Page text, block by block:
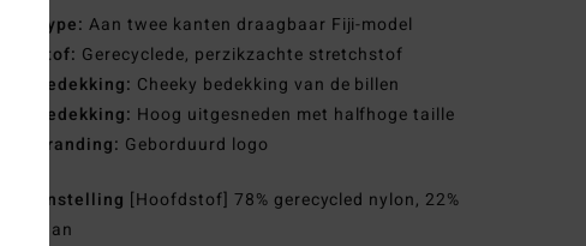
Type: Aan twee kanten draagbaar Fiji-model
Stof: Gerecyclede, perzikzachte stretchstof
Bedekking: Cheeky bedekking van de billen
Bedekking: Hoog uitgesneden met halfhoge taille
Branding: Geborduurd logo
Samenstelling [Hoofdstof] 78% gerecycled nylon, 22%
elastaan